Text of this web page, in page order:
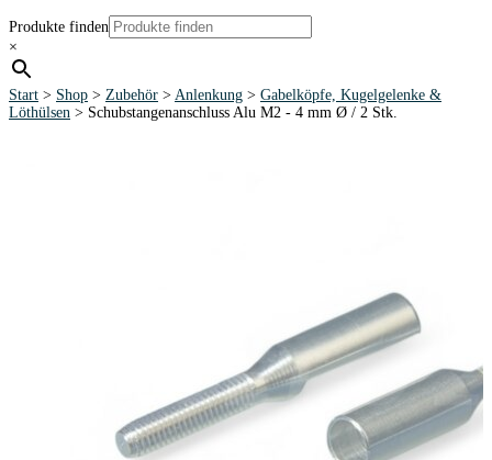
Produkte finden
×
Start > Shop > Zubehör > Anlenkung > Gabelköpfe, Kugelgelenke &
Löthülsen > Schubstangenanschluss Alu M2 - 4 mm Ø / 2 Stk.